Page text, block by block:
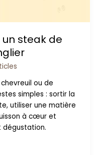
steak de
ou de
simples : sortir la
utiliser une matière
à cœur et
dégustation.